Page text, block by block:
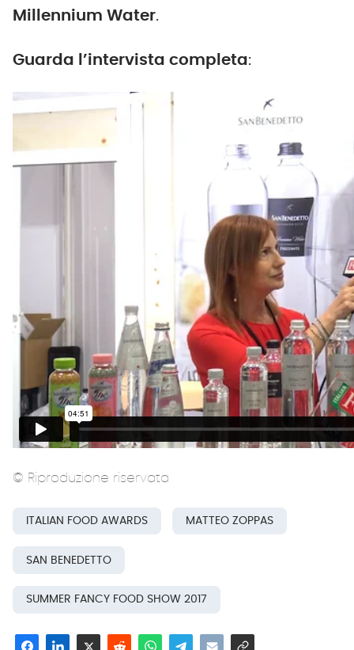
Millennium Water.
Guarda l’intervista completa:
© Riproduzione riservata
ITALIAN FOOD AWARDS MATTEO ZOPPAS
SAN BENEDETTO
SUMMER FANCY FOOD SHOW 2017